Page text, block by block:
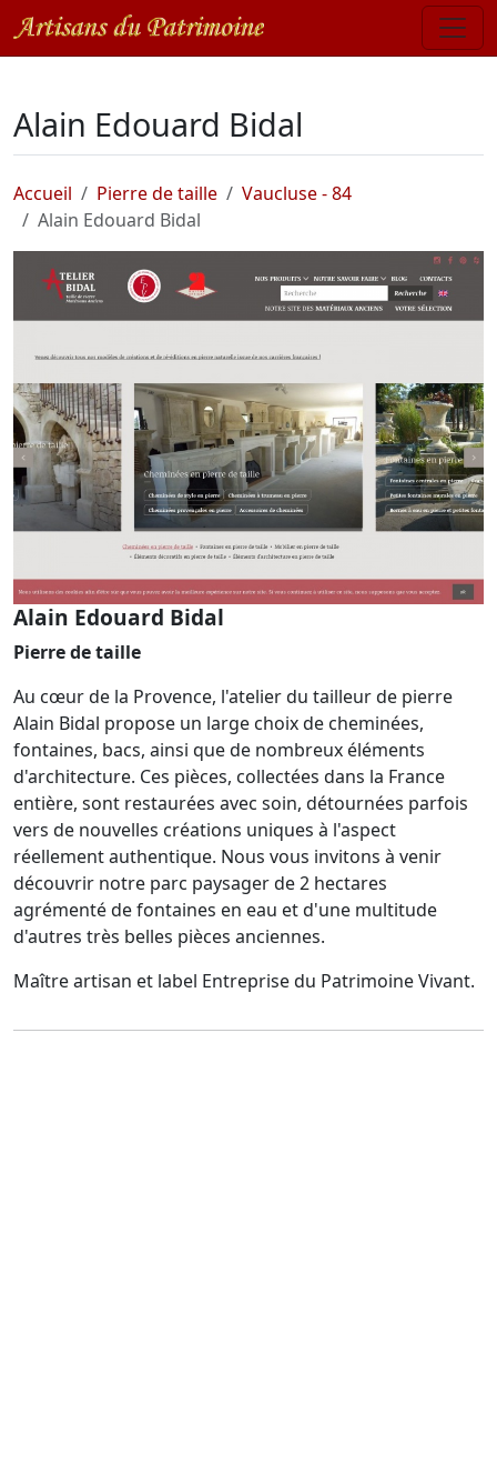
Alain Edouard Bidal
Accueil Pierre de taille
Vaucluse - 84
Alain Edouard Bidal
Alain Edouard Bidal
Pierre de taille
Au cœur de la Provence, l'atelier du tailleur de pierre
Alain Bidal propose un large choix de cheminées,
fontaines, bacs, ainsi que de nombreux éléments
d'architecture. Ces pièces, collectées dans la France
entière, sont restaurées avec soin, détournées parfois
vers de nouvelles créations uniques à l'aspect
réellement authentique. Nous vous invitons à venir
découvrir notre parc paysager de 2 hectares
agrémenté de fontaines en eau et d'une multitude
d'autres très belles pièces anciennes.
Maître artisan et label Entreprise du Patrimoine Vivant.